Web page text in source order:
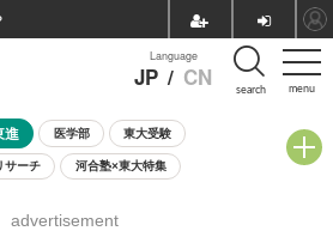
menu
Language
JP / CN search
進 医学部 東大受験
サーチ 河合塾×東大特集
開催学校説明会・相談会
advertisement